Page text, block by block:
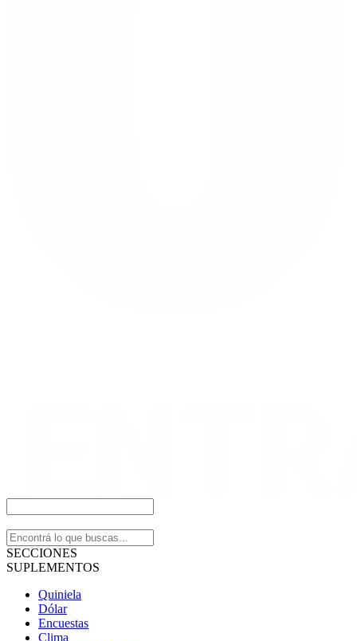
SECCIONES
SUPLEMENTOS
Quiniela
Dólar
Encuestas
Clima